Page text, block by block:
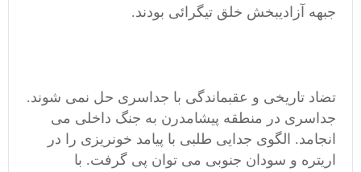
جبهه آزادیبخش خلق تیگرائی بودند.
تضاد تاریخی و عقبماندگی با جداسری حل نمی شوند.
جداسری در منطقه پیشامدرن به جنگ داخلی می
انجامد. الگوی جدایی طلبی با پیامد خونریزی را در
اریتره و سودان جنوبی می توان پی گرفت. با